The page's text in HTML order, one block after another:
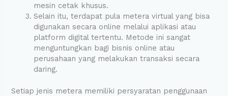
mesin cetak khusus.
Selain itu, terdapat pula metera virtual yang bisa
digunakan secara online melalui aplikasi atau
platform digital tertentu. Metode ini sangat
menguntungkan bagi bisnis online atau
perusahaan yang melakukan transaksi secara
daring.
Setiap jenis metera memiliki persyaratan penggunaan